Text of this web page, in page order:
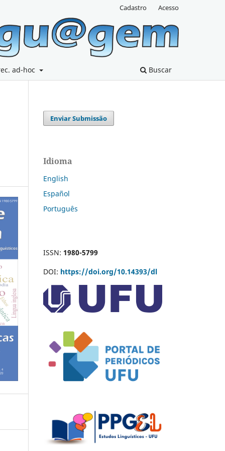
ad-hoc Buscar
Cadastro Acesso
Enviar Submissão
Idioma
English
Español
Português
ISSN: 1980-5799
DOI: https://doi.org/10.14393/dl